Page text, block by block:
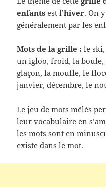
enfants est l’hiver. On
généralement par les
Mots de la grille : le
un igloo, froid, la boule,
glaçon, la moufle, le
janvier, décembre, le
Le jeu de mots mêlés
leur vocabulaire en
les mots sont en
existe dans le mot.